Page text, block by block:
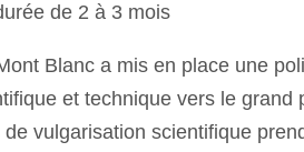
de 2 à 3 mois
Blanc a mis en place une
et technique vers le
vulgarisation scientifique